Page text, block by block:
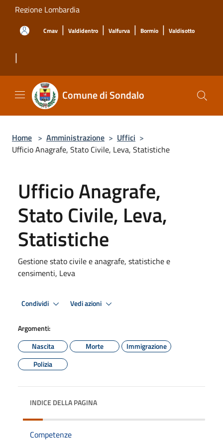
Salta al contenuto principale
Regione Lombardia
Cmav | Valdidentro | Valfurva | Bormio | Valdisotto
|
Comune di Sondalo
Home > Amministrazione > Uffici >
Ufficio Anagrafe, Stato Civile, Leva, Statistiche
Ufficio Anagrafe,
Stato Civile, Leva,
Statistiche
Gestione stato civile e anagrafe, statistiche e
censimenti, Leva
Condividi Vedi azioni
Argomenti:
Nascita
Morte
Immigrazione
Polizia
INDICE DELLA PAGINA
Competenze